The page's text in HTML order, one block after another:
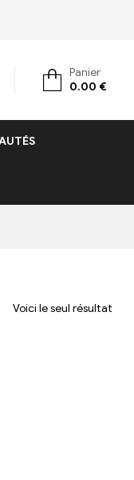
Panier
0.00 €
Voici le seul résultat